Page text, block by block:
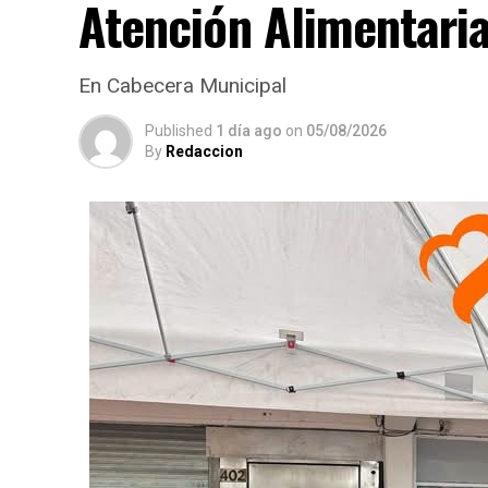
Atención
En Cabecera Municipal
Published 1 día ago on 05/08/2026
By Redaccion